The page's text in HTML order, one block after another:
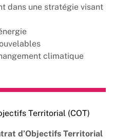
dans une stratégie visant
climatique
Territorial (COT)
d’Objectifs Territorial